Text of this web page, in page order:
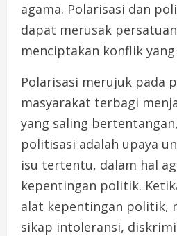
agama. Polarisasi dan
dapat merusak
menciptakan konflik
Polarisasi merujuk pada
masyarakat terbagi
yang saling
politisasi adalah upaya
isu tertentu, dalam hal
kepentingan politik.
alat kepentingan politik,
sikap intoleransi,